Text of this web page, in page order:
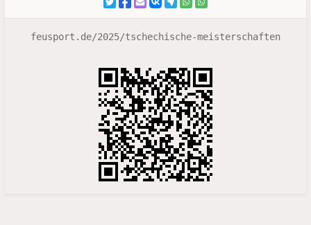
feusport.de/2025/tschechische-meisterschaften